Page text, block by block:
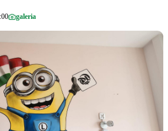
galeria